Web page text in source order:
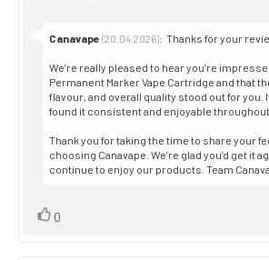
Reply
Canavape (20.04.2026): Thanks for your
We’re really pleased to hear you’re
Permanent Marker Vape Cartridge and that
flavour, and overall quality stood out for you.
found it consistent and enjoyable throughout.
Thank you for taking the time to share your
choosing Canavape. We’re glad you’d get it
continue to enjoy our products. Team
Vote
0